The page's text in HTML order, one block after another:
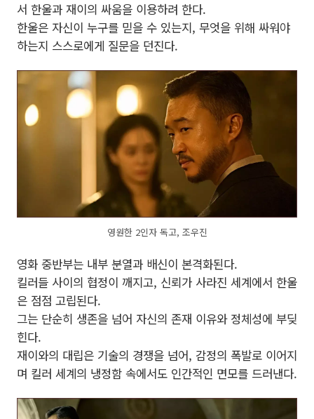
서 한울과 재이의 싸움을 이용하려 한다.
한울은 자신이 누구를 믿을 수 있는지, 무엇을 위해 싸워야
하는지 스스로에게 질문을 던진다.
영원한 2인자 독고, 조우진
영화 중반부는 내부 분열과 배신이 본격화된다.
킬러들 사이의 협정이 깨지고, 신뢰가 사라진 세계에서 한울
은 점점 고립된다.
그는 단순히 생존을 넘어 자신의 존재 이유와 정체성에 부딪
힌다.
재이와의 대립은 기술의 경쟁을 넘어, 감정의 폭발로 이어지
며 킬러 세계의 냉정함 속에서도 인간적인 면모를 드러낸다.